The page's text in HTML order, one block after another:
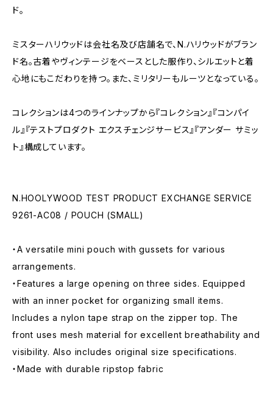
ド。
ミスターハリウッドは会社名及び店舗名で、N.ハリウッドがブラン
ド名。古着やヴィンテージをベースとした服作り、シルエットと着
心地にもこだわりを持つ。また、ミリタリーもルーツとなっている。
コレクションは4つのラインナップから『コレクション』『コンパイ
ル』『テストプロダクト エクスチェンジサービス』『アンダー サミッ
ト』構成しています。
N.HOOLYWOOD TEST PRODUCT EXCHANGE SERVICE
9261-AC08 / POUCH (SMALL)
・A versatile mini pouch with gussets for various
arrangements.
・Features a large opening on three sides. Equipped
with an inner pocket for organizing small items.
Includes a nylon tape strap on the zipper top. The
front uses mesh material for excellent breathability and
visibility. Also includes original size specifications.
・Made with durable ripstop fabric